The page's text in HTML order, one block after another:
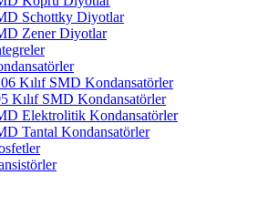
Schottky Diyotlar
Zener Diyotlar
Kılıf SMD Kondansatörler
Kılıf SMD Kondansatörler
Elektrolitik Kondansatörler
Tantal Kondansatörler